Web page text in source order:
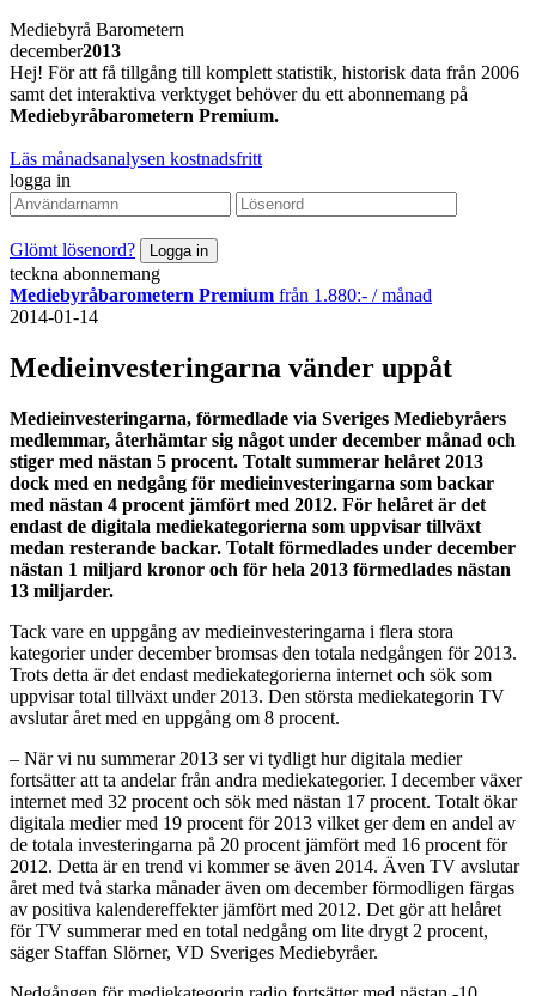
Mediebyrå Barometern
december2013
Hej! För att få tillgång till komplett statistik, historisk data från 2006
samt det interaktiva verktyget behöver du ett abonnemang på
Mediebyråbarometern Premium.
Läs månadsanalysen kostnadsfritt
logga in
Glömt lösenord?
teckna abonnemang
Mediebyråbarometern Premium från 1.880:- / månad
2014-01-14
Medieinvesteringarna vänder uppåt
Medieinvesteringarna, förmedlade via Sveriges Mediebyråers
medlemmar, återhämtar sig något under december månad och
stiger med nästan 5 procent. Totalt summerar helåret 2013
dock med en nedgång för medieinvesteringarna som backar
med nästan 4 procent jämfört med 2012. För helåret är det
endast de digitala mediekategorierna som uppvisar tillväxt
medan resterande backar. Totalt förmedlades under december
nästan 1 miljard kronor och för hela 2013 förmedlades nästan
13 miljarder.
Tack vare en uppgång av medieinvesteringarna i flera stora
kategorier under december bromsas den totala nedgången för 2013.
Trots detta är det endast mediekategorierna internet och sök som
uppvisar total tillväxt under 2013. Den största mediekategorin TV
avslutar året med en uppgång om 8 procent.
– När vi nu summerar 2013 ser vi tydligt hur digitala medier
fortsätter att ta andelar från andra mediekategorier. I december växer
internet med 32 procent och sök med nästan 17 procent. Totalt ökar
digitala medier med 19 procent för 2013 vilket ger dem en andel av
de totala investeringarna på 20 procent jämfört med 16 procent för
2012. Detta är en trend vi kommer se även 2014. Även TV avslutar
året med två starka månader även om december förmodligen färgas
av positiva kalendereffekter jämfört med 2012. Det gör att helåret
för TV summerar med en total nedgång om lite drygt 2 procent,
säger Staffan Slörner, VD Sveriges Mediebyråer.